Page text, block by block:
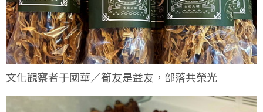
文化觀察者于國華／筍友是益友，部落共榮光